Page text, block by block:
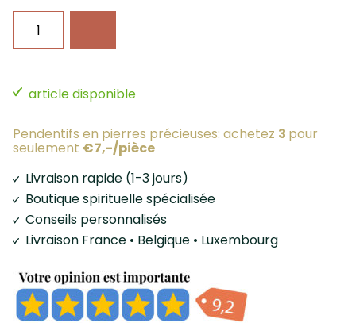
article disponible
Pendentifs en pierres précieuses: achetez 3 pour
seulement €7,-/pièce
Livraison rapide (1-3 jours)
Boutique spirituelle spécialisée
Conseils personnalisés
Livraison France • Belgique • Luxembourg